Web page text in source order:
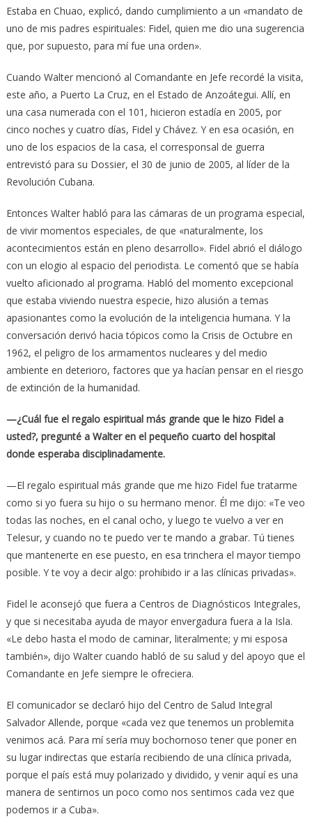
Estaba en Chuao, explicó, dando cumplimiento a un «mandato de
uno de mis padres espirituales: Fidel, quien me dio una sugerencia
que, por supuesto, para mí fue una orden».
Cuando Walter mencionó al Comandante en Jefe recordé la visita,
este año, a Puerto La Cruz, en el Estado de Anzoátegui. Allí, en
una casa numerada con el 101, hicieron estadía en 2005, por
cinco noches y cuatro días, Fidel y Chávez. Y en esa ocasión, en
uno de los espacios de la casa, el corresponsal de guerra
entrevistó para su Dossier, el 30 de junio de 2005, al líder de la
Revolución Cubana.
Entonces Walter habló para las cámaras de un programa especial,
de vivir momentos especiales, de que «naturalmente, los
acontecimientos están en pleno desarrollo». Fidel abrió el diálogo
con un elogio al espacio del periodista. Le comentó que se había
vuelto aficionado al programa. Habló del momento excepcional
que estaba viviendo nuestra especie, hizo alusión a temas
apasionantes como la evolución de la inteligencia humana. Y la
conversación derivó hacia tópicos como la Crisis de Octubre en
1962, el peligro de los armamentos nucleares y del medio
ambiente en deterioro, factores que ya hacían pensar en el riesgo
de extinción de la humanidad.
—¿Cuál fue el regalo espiritual más grande que le hizo Fidel a
usted?, pregunté a Walter en el pequeño cuarto del hospital
donde esperaba disciplinadamente.
—El regalo espiritual más grande que me hizo Fidel fue tratarme
como si yo fuera su hijo o su hermano menor. Él me dijo: «Te veo
todas las noches, en el canal ocho, y luego te vuelvo a ver en
Telesur, y cuando no te puedo ver te mando a grabar. Tú tienes
que mantenerte en ese puesto, en esa trinchera el mayor tiempo
posible. Y te voy a decir algo: prohibido ir a las clínicas privadas».
Fidel le aconsejó que fuera a Centros de Diagnósticos Integrales,
y que si necesitaba ayuda de mayor envergadura fuera a la Isla.
«Le debo hasta el modo de caminar, literalmente; y mi esposa
también», dijo Walter cuando habló de su salud y del apoyo que el
Comandante en Jefe siempre le ofreciera.
El comunicador se declaró hijo del Centro de Salud Integral
Salvador Allende, porque «cada vez que tenemos un problemita
venimos acá. Para mí sería muy bochornoso tener que poner en
su lugar indirectas que estaría recibiendo de una clínica privada,
porque el país está muy polarizado y dividido, y venir aquí es una
manera de sentirnos un poco como nos sentimos cada vez que
podemos ir a Cuba».